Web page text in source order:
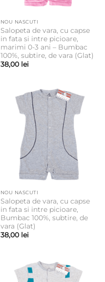
NOU NASCUTI
Salopeta de vara, cu capse
in fata si intre picioare,
marimi 0-3 ani – Bumbac
100%, subtire, de vara (Glat)
38,00 lei
NOU NASCUTI
Salopeta de vara, cu capse
in fata si intre picioare,
Bumbac 100%, subtire, de
vara (Glat)
38,00 lei